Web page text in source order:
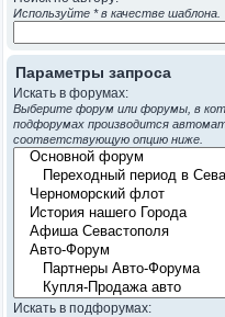
Используйте * в качестве шаблона.
Параметры запроса
Искать в форумах:
Выберите форум или форумы, в
подфорумах производится
соответствующую опцию ниже.
Искать в подфорумах: